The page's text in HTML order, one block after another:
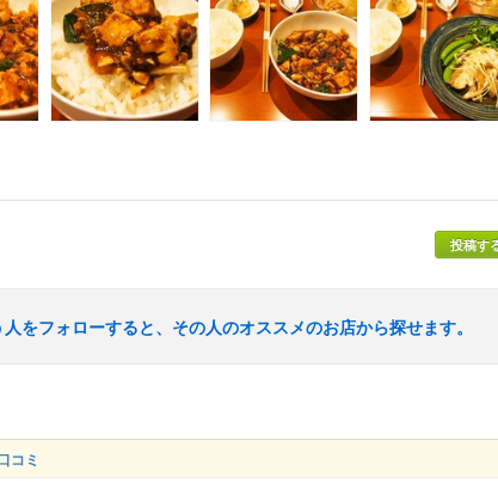
投稿す
をフォローすると、その人のオススメのお店から探せます。
コミ